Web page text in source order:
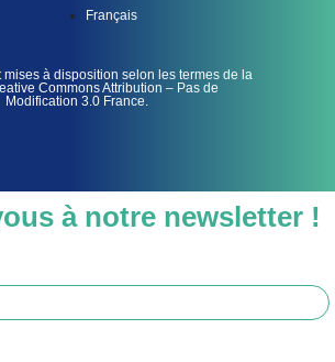
Français
à disposition selon les termes de la
Commons Attribution – Pas de
Modification 3.0 France.
à notre newsletter !